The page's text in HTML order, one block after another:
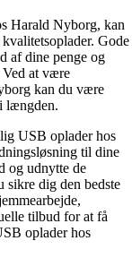
Harald Nyborg, kan
Gode
af dine penge og
Ved at være
kan du være
længden.
USB oplader hos
til dine
og udnytte de
sikre dig den bedste
tilbud for at få
oplader hos